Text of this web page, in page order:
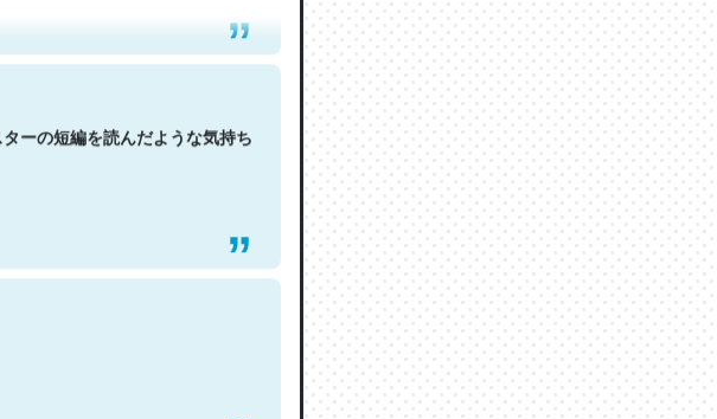
ーの短編を読んだような気持ち